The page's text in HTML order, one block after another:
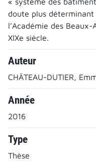
doute plus déterminant
l’Académie des
XIXe siècle.
Auteur
CHÄTEAU-DUTIER,
Année
2016
Type
Thèse